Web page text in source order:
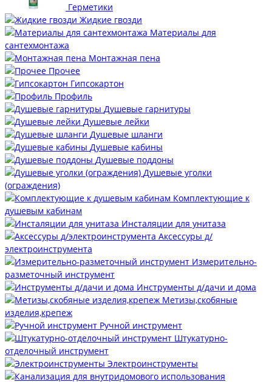
Герметики
Жидкие гвозди
Материалы для
сантехмонтажа
Монтажная пена
Прочее
Гипсокартон
Профиль
Душевые гарнитуры
Душевые лейки
Душевые шланги
Душевые кабины
Душевые поддоны
Душевые уголки
(ограждения)
Комплектующие к
душевым кабинам
Инсталяции для унитаза
Аксессуры д/
электроинструмента
Измерительно-
разметочный инструмент
Инструменты д/дачи и дома
Метизы,скобяные
изделия,крепеж
Ручной инструмент
Штукатурно-
отделочный инструмент
Электроинструменты